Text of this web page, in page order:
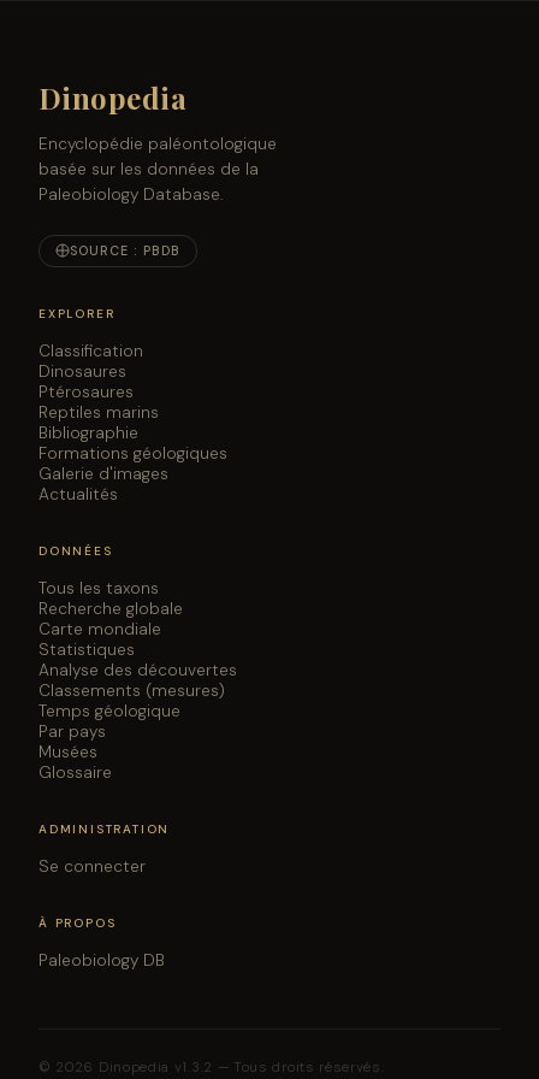
Dinopedia
Encyclopédie paléontologique
basée sur les données de la
Paleobiology Database.
SOURCE : PBDB
EXPLORER
Classification
Dinosaures
Ptérosaures
Reptiles marins
Bibliographie
Formations géologiques
Galerie d'images
Actualités
DONNÉES
Tous les taxons
Recherche globale
Carte mondiale
Statistiques
Analyse des découvertes
Classements (mesures)
Temps géologique
Par pays
Musées
Glossaire
ADMINISTRATION
Se connecter
À PROPOS
Paleobiology DB
© 2026 Dinopedia v1.3.2 — Tous droits réservés.